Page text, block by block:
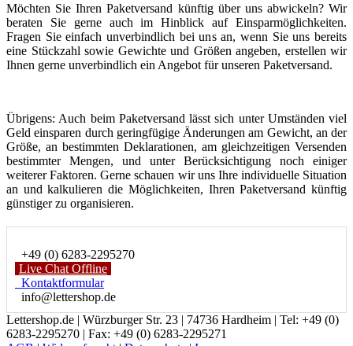
Möchten Sie Ihren Paketversand künftig über uns abwickeln? Wir
beraten Sie gerne auch im Hinblick auf Einsparmöglichkeiten.
Fragen Sie einfach unverbindlich bei uns an, wenn Sie uns bereits
eine Stückzahl sowie Gewichte und Größen angeben, erstellen wir
Ihnen gerne unverbindlich ein Angebot für unseren Paketversand.
Übrigens: Auch beim Paketversand lässt sich unter Umständen viel
Geld einsparen durch geringfügige Änderungen am Gewicht, an der
Größe, an bestimmten Deklarationen, am gleichzeitigen Versenden
bestimmter Mengen, und unter Berücksichtigung noch einiger
weiterer Faktoren. Gerne schauen wir uns Ihre individuelle Situation
an und kalkulieren die Möglichkeiten, Ihren Paketversand künftig
günstiger zu organisieren.
+49 (0) 6283-2295270
Live Chat Offline
Kontaktformular
info@lettershop.de
Lettershop.de | Würzburger Str. 23 | 74736 Hardheim | Tel: +49 (0)
6283-2295270 | Fax: +49 (0) 6283-2295271